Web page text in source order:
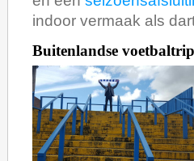
indoor vermaak als
Buitenlandse